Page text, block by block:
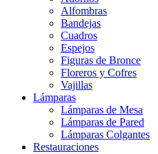
Alfombras
Bandejas
Cuadros
Espejos
Figuras de Bronce
Floreros y Cofres
Vajillas
Lámparas
Lámparas de Mesa
Lámparas de Pared
Lámparas Colgantes
Restauraciones